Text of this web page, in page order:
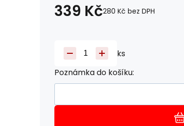
339 Kč280 Kč bez DPH
ks
Poznámka do košíku: